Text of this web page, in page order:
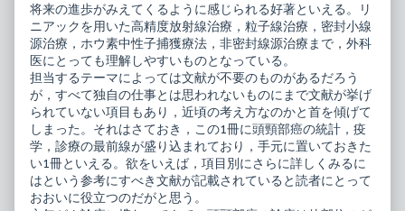
将来の進歩がみえてくるように感じられる好著といえる。リ
ニアックを用いた高精度放射線治療，粒子線治療，密封小線
源治療，ホウ素中性子捕獲療法，非密封線源治療まで，外科
医にとっても理解しやすいものとなっている。
担当するテーマによっては文献が不要のものがあるだろう
が，すべて独自の仕事とは思われないものにまで文献が挙げ
られていない項目もあり，近頃の考え方なのかと首を傾げて
しまった。それはさておき，この1冊に頭頸部癌の統計，疫
学，診療の最前線が盛り込まれており，手元に置いておきた
い1冊といえる。欲をいえば，項目別にさらに詳しくみるに
はという参考にすべき文献が記載されていると読者にとって
おおいに役立つのだがと思う。